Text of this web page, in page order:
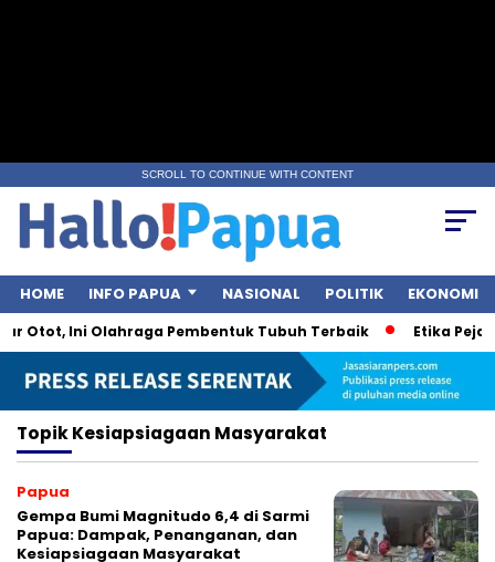
SCROLL TO CONTINUE WITH CONTENT
HOME INFO PAPUA NASIONAL POLITIK EKONOMI
Otot, Ini Olahraga Pembentuk Tubuh Terbaik Etika
TopikKesiapsiagaan Masyarakat
Papua
Gempa Bumi Magnitudo 6,4 di Sarmi
Papua: Dampak, Penanganan, dan
Kesiapsiagaan Masyarakat